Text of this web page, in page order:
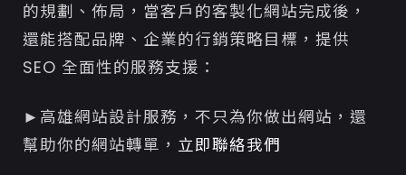
的規劃、佈局，當客戶的客製化網站完成後，
還能搭配品牌、企業的行銷策略目標，提供
SEO 全面性的服務支援：
►高雄網站設計服務，不只為你做出網站，還
幫助你的網站轉單， 立即聯絡我們